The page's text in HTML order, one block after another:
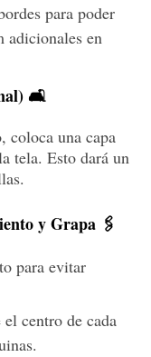
para poder
adicionales en
🛋️
coloca una capa
tela. Esto dará un
y Grapa 🖇️
para evitar
centro de cada